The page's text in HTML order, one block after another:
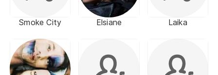
Smoke City Elsiane Laika